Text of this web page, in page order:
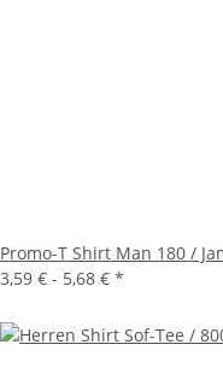
Promo-T Shirt Man 180 /
3,59 € - 5,68 € *